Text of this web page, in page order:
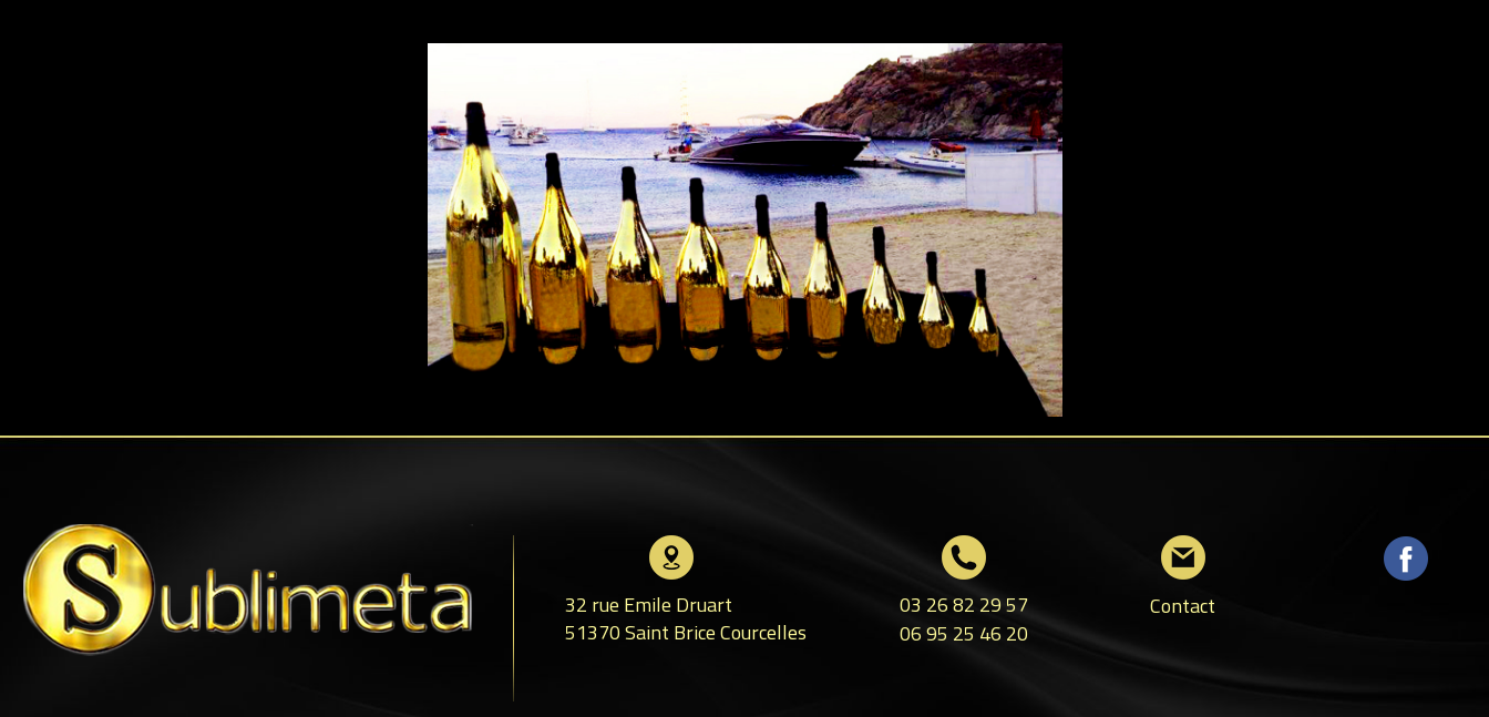
32 rue Emile Druart
51370Saint Brice Courcelles
03 26 82 29 57
06 95 25 46 20
Contact